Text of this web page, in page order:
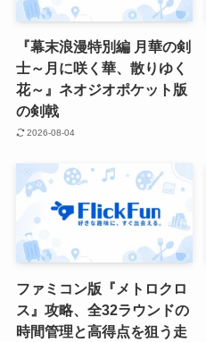
『幕末浪漫特別編 月華の剣
士～月に咲く華、散りゆく
花～』ネオジオポケット版
の剣戟
2026-08-04
ファミコン版『メトロクロ
ス』攻略、全32ラウンドの
時間管理と高得点を狙う走